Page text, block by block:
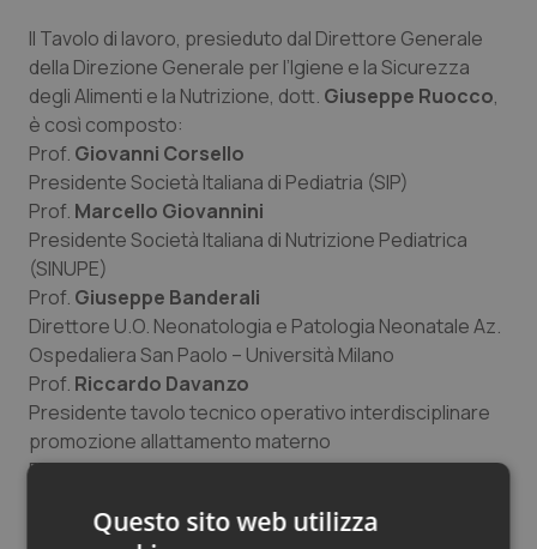
Salute orale & impianti
Sangue & coagulazione
Tiroide
Tumore al seno
Tumore ovarico
Tumori del Polmone & Testa Collo
Tumori gastrointestinali
Vaccini
Il Tavolo di lavoro, presieduto dal Direttore Generale
della Direzione Generale per l’Igiene e la Sicurezza
degli Alimenti e la Nutrizione, dott. Giuseppe Ruocco,
è così composto:
Prof. Giovanni Corsello
Presidente Società Italiana di Pediatria (SIP)
Prof. Marcello Giovannini
Presidente Società Italiana di Nutrizione Pediatrica
(SINUPE)
Prof. Giuseppe Banderali
Direttore U.O. Neonatologia e Patologia Neonatale Az.
Ospedaliera San Paolo – Università Milano
Prof. Riccardo Davanzo
Presidente tavolo tecnico operativo interdisciplinare
promozione allattamento materno
Prof.Claudio Maffeis
ULSS 20 Verona
Questo sito web utilizza